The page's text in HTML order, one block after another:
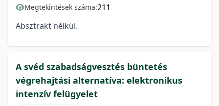
Megtekintések száma:211
Absztrakt nélkül.
A svéd szabadságvesztés büntetés
végrehajtási alternatíva: elektronikus
intenzív felügyelet